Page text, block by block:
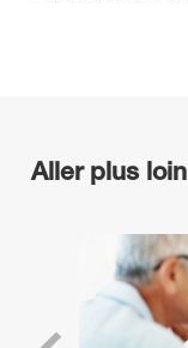
Aller plus loin